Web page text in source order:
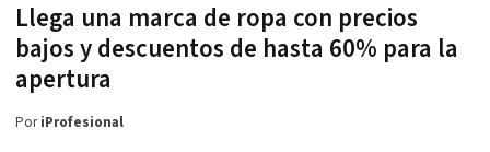
Llega una marca de ropa con precios
bajos y descuentos de hasta 60% para la
apertura
PoriProfesional